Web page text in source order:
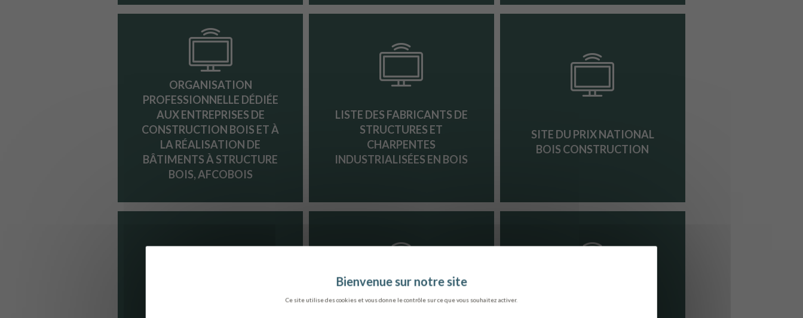
Ce site utilise des cookies et vous donne le contrôle sur ce que vous souhaitez activer.
ORGANISATION
PROFESSIONNELLE DÉDIÉE
AUX ENTREPRISES DE
CONSTRUCTION BOIS ET À
LA RÉALISATION DE
BÂTIMENTS À STRUCTURE
BOIS, AFCOBOIS
LISTE DES FABRICANTS DE
STRUCTURES ET
CHARPENTES
INDUSTRIALISÉES EN BOIS
SITE DU PRIX NATIONAL
BOIS CONSTRUCTION